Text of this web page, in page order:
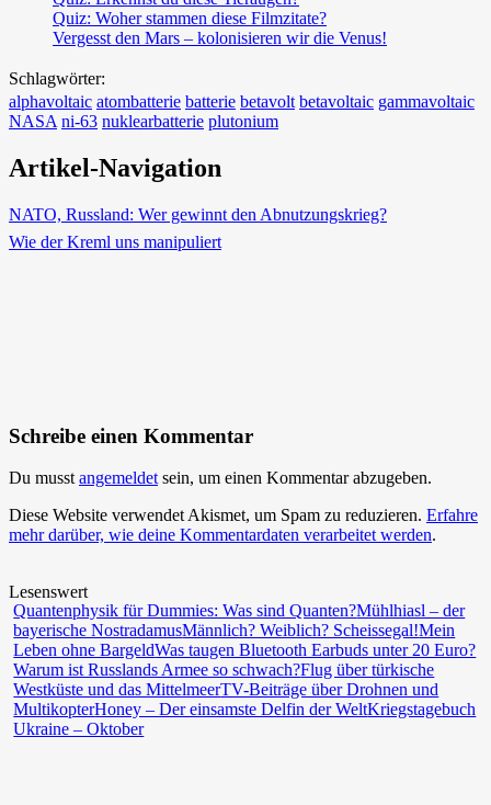
Quiz: Woher stammen diese Filmzitate?
Vergesst den Mars – kolonisieren wir die Venus!
Schlagwörter:
alphavoltaic atombatterie batterie betavolt betavoltaic gammavoltaic
NASA ni-63 nuklearbatterie plutonium
Artikel-Navigation
NATO, Russland: Wer gewinnt den Abnutzungskrieg?
Wie der Kreml uns manipuliert
Schreibe einen Kommentar
Du musst angemeldet sein, um einen Kommentar abzugeben.
Diese Website verwendet Akismet, um Spam zu reduzieren. Erfahre
mehr darüber, wie deine Kommentardaten verarbeitet werden.
Lesenswert
Quantenphysik für Dummies: Was sind Quanten?Mühlhiasl – der
bayerische NostradamusMännlich? Weiblich? Scheissegal!Mein
Leben ohne BargeldWas taugen Bluetooth Earbuds unter 20 Euro?
Warum ist Russlands Armee so schwach?Flug über türkische
Westküste und das MittelmeerTV-Beiträge über Drohnen und
MultikopterHoney – Der einsamste Delfin der WeltKriegstagebuch
Ukraine – Oktober